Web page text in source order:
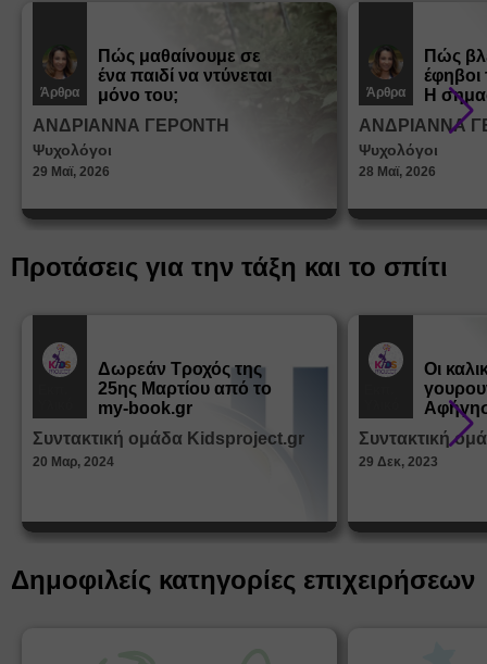
Άρθρα
Πώς μαθαίνουμε σε
ένα παιδί να ντύνεται
μόνο του;
ΑΝΔΡΙΑΝΝΑ ΓΕΡΟΝΤΗ
Ψυχολόγοι
29 Μαϊ, 2026
Άρθρα
Πώς
Η
στη
ΑΝΔΡΙΑΝΝΑ
Ψυχολόγοι
28 Μαϊ, 2026
Προτάσεις για την τάξη και το σπίτι
Δωρεάν Tροχός της
25ης Μαρτίου από το
my-book.gr
Συντακτική ομάδα Kidsproject.gr
20 Μαρ, 2024
Οι
από τα
Συντακτική
29 Δεκ, 2023
Δημοφιλείς κατηγορίες επιχειρήσεων